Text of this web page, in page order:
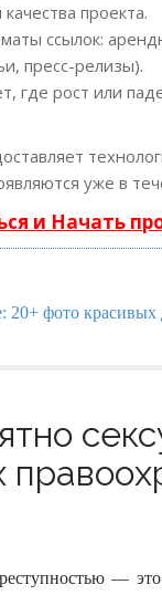
проекта.
ссылок:
пресс-релизы).
где рост или
уже в
и Начать
—